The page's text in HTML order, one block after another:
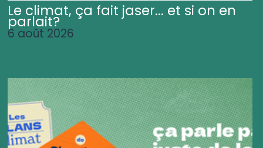
Le climat, ça fait jaser... et si on en
parlait?
6 août 2026